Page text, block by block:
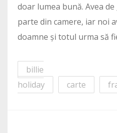
doar lumea bună. Avea
parte din camere, iar noi
doamne și totul urma să
billie
holiday
carte